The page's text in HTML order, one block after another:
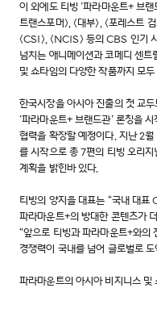
이 외에도 티빙 ‘파라마운트+ 브랜
트랜스포머>, <대부>, <포레스트
<CSI>, <NCIS> 등의 CBS 인기
넘치는 애니메이션과 코메디 센
및 쇼타임의 다양한 작품까지 모
한국시장을 아시아 진출의 첫 교
‘파라마운트+ 브랜드관’ 론칭을
협력을 확장할 예정이다. 지난 2
를 시작으로 총 7편의 티빙 오리
계획을 밝힌바 있다.
티빙의 양지을 대표는 “국내 대
파라마운트+의 방대한 콘텐츠가
“앞으로 티빙과 파라마운트+와의
경쟁력이 국내를 넘어 글로벌로
파라마운트의 아시아 비지니스 및